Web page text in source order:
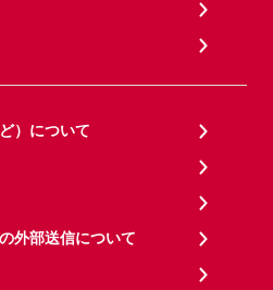
）について
外部送信について